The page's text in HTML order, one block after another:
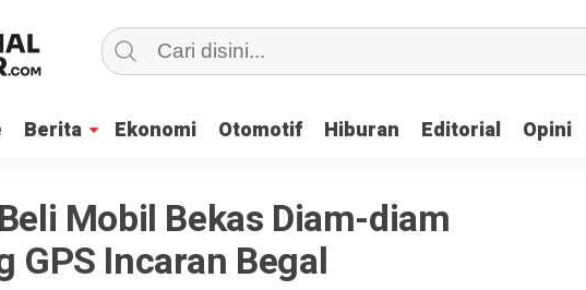
Berita Ekonomi Otomotif Hiburan Editorial Opini
Berita Ekonomi Otomotif Hiburan Editorial Opini
Mobil Bekas Diam-diam
GPS Incaran Begal